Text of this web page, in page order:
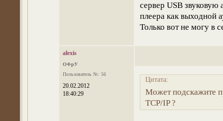
сервер USB звуковую
плеера как выходной
Только вот не могу в
alexis
ОФрУ
Пользователь №: 56
20.02.2012
18:40:29
Цитата:
Может подскажите
TCP/IP ?